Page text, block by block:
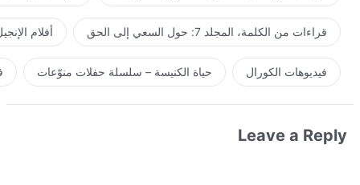
قراءات من الكلمة، المجلد 7: حول السعي إلى الحق أفلام
فيديوهات الكورال حياة الكنيسة – سلسلة حفلات منوّعات
Leave a Reply